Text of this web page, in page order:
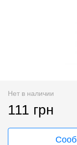
Нет в наличии
111 грн